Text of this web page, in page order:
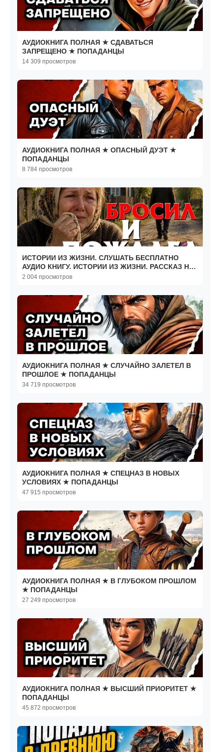
АУДИОКНИГА ПОЛНАЯ ★ СДАВАТЬСЯ
ЗАПРЕЩЕНО ★ ПОПАДАНЦЫ
14 309 просмотров
АУДИОКНИГА ПОЛНАЯ ★ ОПАСНЫЙ ДУЭТ ★
ПОПАДАНЦЫ
8 784 просмотров
ИСТОРИИ ИЗ ЖИЗНИ. СЛУШАТЬ БЕСПЛАТНО
АУДИО КНИГУ. ИСТОРИИ ИЗ ЖИЗНИ. РАССКАЗ НА
НОЧЬ.
2 004 просмотров
АУДИОКНИГА ПОЛНАЯ ★ СЛУЧАЙНО ЗАЛЕТЕЛ В
ПРОШЛОЕ ★ ПОПАДАНЦЫ
34 719 просмотров
АУДИОКНИГА ПОЛНАЯ ★ СПЕЦНАЗ В НОВЫХ
УСЛОВИЯХ ★ ПОПАДАНЦЫ
47 915 просмотров
АУДИОКНИГА ПОЛНАЯ ★ В ГЛУБОКОМ ПРОШЛОМ
★ ПОПАДАНЦЫ
27 249 просмотров
АУДИОКНИГА ПОЛНАЯ ★ ВЫСШИЙ ПРИОРИТЕТ ★
ПОПАДАНЦЫ
45 872 просмотров